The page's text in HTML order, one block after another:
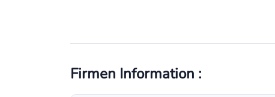
Firmen Information :